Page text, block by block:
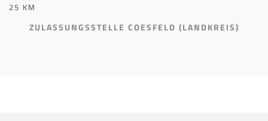
25 KM
ZULASSUNGSSTELLE COESFELD (LANDKREIS)